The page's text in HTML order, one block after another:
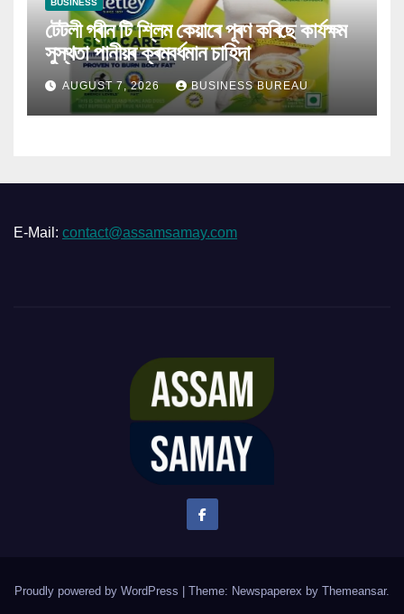
BUSINESS
টেটলী গ্ৰীন টি শ্লিম কেয়াৰে পূৰণ কৰিছে কাৰ্যক্ষম
সুস্থতা পানীয়ৰ ক্ৰমবৰ্ধমান চাহিদা
AUGUST 7, 2026 BUSINESS BUREAU
E-Mail: contact@assamsamay.com
Proudly powered by WordPress | Theme: Newspaperex by Themeansar.